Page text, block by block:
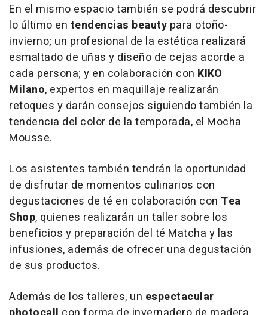
En el mismo espacio también se podrá descubrir
lo último en tendencias beauty para otoño-
invierno; un profesional de la estética realizará
esmaltado de uñas y diseño de cejas acorde a
cada persona; y en colaboración con KIKO
Milano, expertos en maquillaje realizarán
retoques y darán consejos siguiendo también la
tendencia del color de la temporada, el Mocha
Mousse.
Los asistentes también tendrán la oportunidad
de disfrutar de momentos culinarios con
degustaciones de té en colaboración con Tea
Shop, quienes realizarán un taller sobre los
beneficios y preparación del té Matcha y las
infusiones, además de ofrecer una degustación
de sus productos.
Además de los talleres, un espectacular